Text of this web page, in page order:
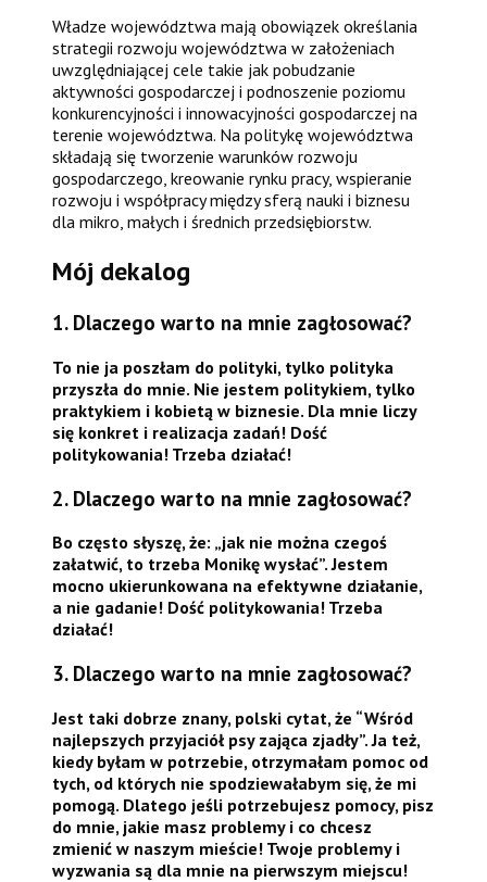
Władze województwa mają obowiązek określania
strategii rozwoju województwa w założeniach
uwzględniającej cele takie jak pobudzanie
aktywności gospodarczej i podnoszenie poziomu
konkurencyjności i innowacyjności gospodarczej na
terenie województwa. Na politykę województwa
składają się tworzenie warunków rozwoju
gospodarczego, kreowanie rynku pracy, wspieranie
rozwoju i współpracy między sferą nauki i biznesu
dla mikro, małych i średnich przedsiębiorstw.
Mój dekalog
1. Dlaczego warto na mnie zagłosować?
To nie ja poszłam do polityki, tylko polityka
przyszła do mnie. Nie jestem politykiem, tylko
praktykiem i kobietą w biznesie. Dla mnie liczy
się konkret i realizacja zadań! Dość
politykowania! Trzeba działać!
2. Dlaczego warto na mnie zagłosować?
Bo często słyszę, że: „jak nie można czegoś
załatwić, to trzeba Monikę wysłać”. Jestem
mocno ukierunkowana na efektywne działanie,
a nie gadanie! Dość politykowania! Trzeba
działać!
3. Dlaczego warto na mnie zagłosować?
Jest taki dobrze znany, polski cytat, że “Wśród
najlepszych przyjaciół psy zająca zjadły”. Ja też,
kiedy byłam w potrzebie, otrzymałam pomoc od
tych, od których nie spodziewałabym się, że mi
pomogą. Dlatego jeśli potrzebujesz pomocy, pisz
do mnie, jakie masz problemy i co chcesz
zmienić w naszym mieście! Twoje problemy i
wyzwania są dla mnie na pierwszym miejscu!